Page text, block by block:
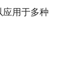
用于多种